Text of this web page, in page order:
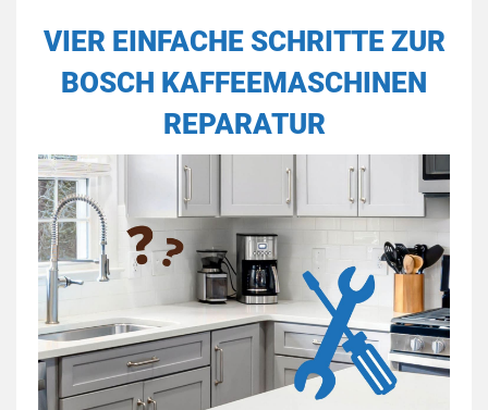
VIER EINFACHE SCHRITTE ZUR
BOSCH KAFFEEMASCHINEN
REPARATUR